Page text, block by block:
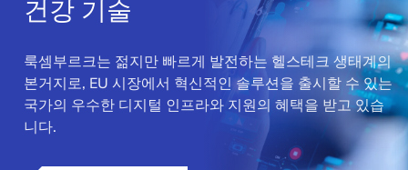
건강 기술
룩셈부르크는 젊지만 빠르게 발전하는 헬스테크 생태계의
본거지로, EU 시장에서 혁신적인 솔루션을 출시할 수 있는
국가의 우수한 디지털 인프라와 지원의 혜택을 받고 있습
니다.